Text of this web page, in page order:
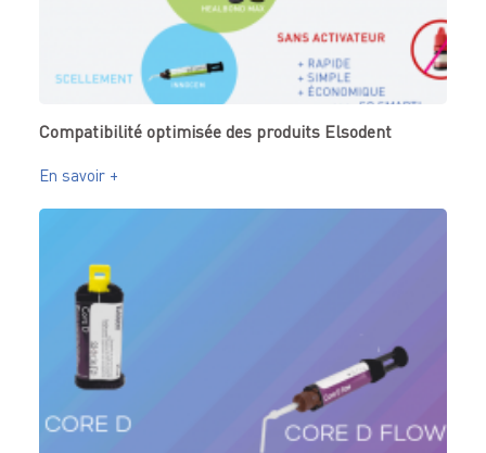
Compatibilité optimisée des produits Elsodent
En savoir +